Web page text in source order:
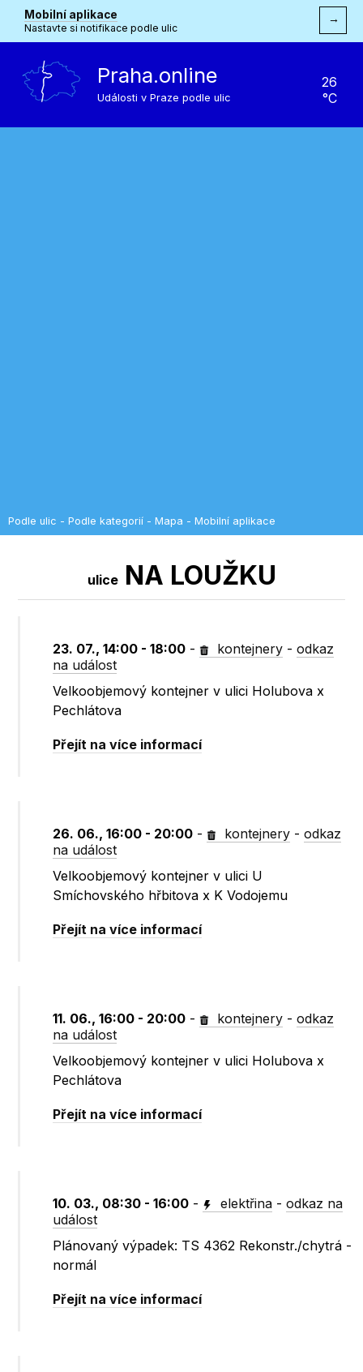
Mobilní aplikace
Nastavte si notifikace podle ulic
→
Praha.online
Události v Praze podle ulic
26
°C
Podle ulic - Podle kategorií - Mapa - Mobilní aplikace
uliceNA LOUŽKU
23. 07., 14:00 - 18:00 - kontejnery -odkaz
na událost
Velkoobjemový kontejner v ulici Holubova x
Pechlátova
Přejít na více informací
26. 06., 16:00 - 20:00 - kontejnery -odkaz
na událost
Velkoobjemový kontejner v ulici U
Smíchovského hřbitova x K Vodojemu
Přejít na více informací
11. 06., 16:00 - 20:00 - kontejnery -odkaz
na událost
Velkoobjemový kontejner v ulici Holubova x
Pechlátova
Přejít na více informací
10. 03., 08:30 - 16:00 - elektřina -odkaz na
událost
Plánovaný výpadek: TS 4362 Rekonstr./chytrá -
normál
Přejít na více informací